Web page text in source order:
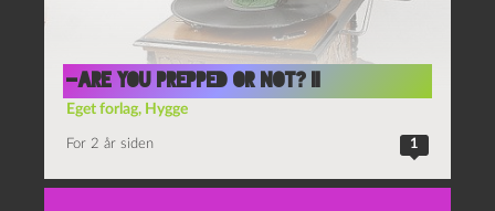
-Are you prepped or not? II
Eget forlag, Hygge
For 2 år siden 1